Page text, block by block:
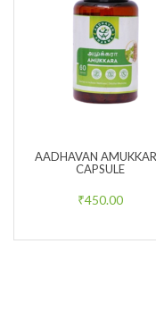
AADHAVAN
CAPSULE
₹450.00